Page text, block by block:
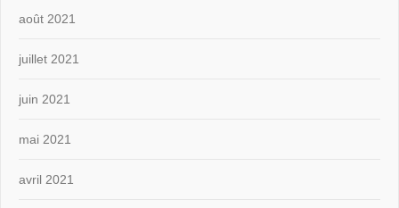
août 2021
juillet 2021
juin 2021
mai 2021
avril 2021